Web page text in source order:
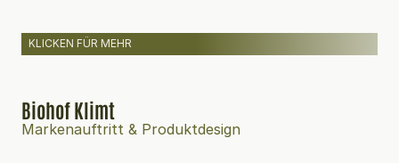
KLICKEN FÜR MEHR
Biohof Klimt
Markenauftritt & Produktdesign